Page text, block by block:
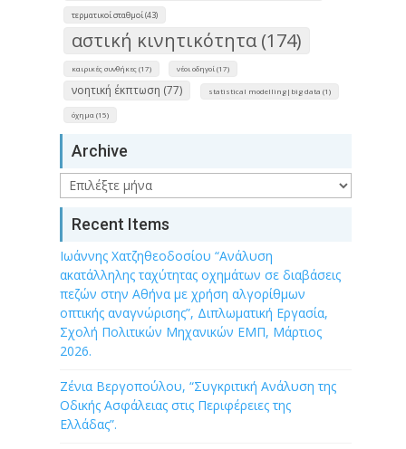
τερματικοί σταθμοί (43)
αστική κινητικότητα (174)
καιρικές συνθήκες (17) νέοι οδηγοί (17)
νοητική έκπτωση (77) statistical modelling|big data (1)
όχημα (15)
Archive
Archive
Recent Items
Ιωάννης Χατζηθεοδοσίου “Ανάλυση
ακατάλληλης ταχύτητας οχημάτων σε διαβάσεις
πεζών στην Αθήνα με χρήση αλγορίθμων
οπτικής αναγνώρισης”, Διπλωματική Εργασία,
Σχολή Πολιτικών Μηχανικών ΕΜΠ, Μάρτιος
2026.
Ζένια Βεργοπούλου, “Συγκριτική Ανάλυση της
Οδικής Ασφάλειας στις Περιφέρειες της
Ελλάδας”.